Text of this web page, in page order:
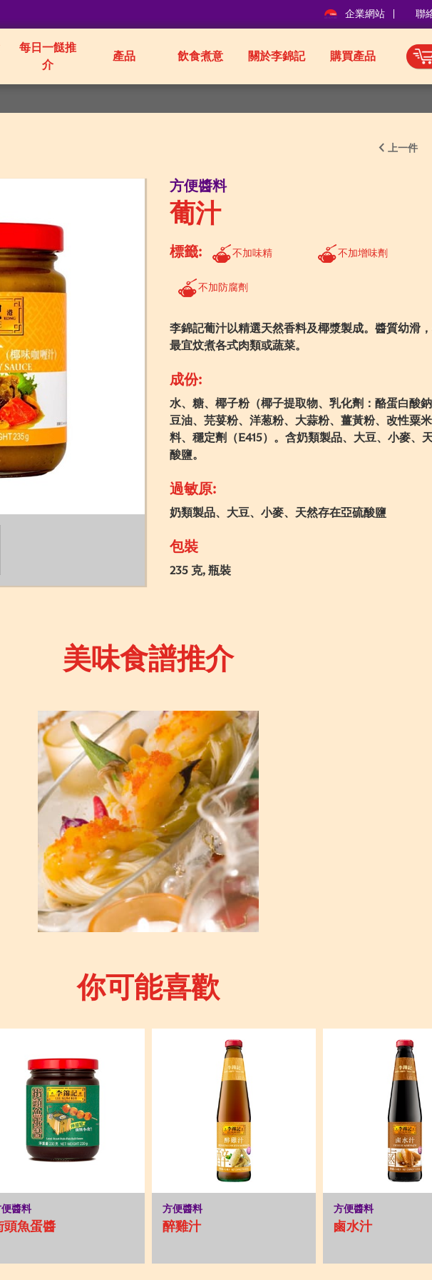
企業網站 聯
每日一餸推
介
產品 飲食煮意 關於李錦記 購買產品
上一件
方便醬料
葡汁
標籤: 不加味精 不加增味劑
不加防腐劑
李錦記葡汁以精選天然香料及椰漿製成。醬質幼滑，
最宜炆煮各式肉類或蔬菜。
成份:
水、糖、椰子粉（椰子提取物、乳化劑：酪蛋白酸
豆油、芫荽粉、洋葱粉、大蒜粉、薑黃粉、改性粟
料、穩定劑（E415）。含奶類製品、大豆、小麥、
酸鹽。
過敏原:
奶類製品、大豆、小麥、天然存在亞硫酸鹽
包裝
235 克, 瓶裝
美味食譜推介
你可能喜歡
醬料
頭魚蛋醬
方便醬料
醉雞汁
方便醬料
鹵水汁